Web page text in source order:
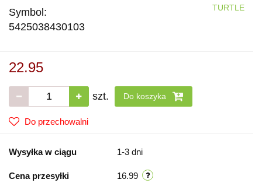
Symbol:
5425038430103
TURTLE
22.95
szt. Do koszyka
Do przechowalni
Wysyłka w ciągu 1-3 dni
Cena przesyłki 16.99